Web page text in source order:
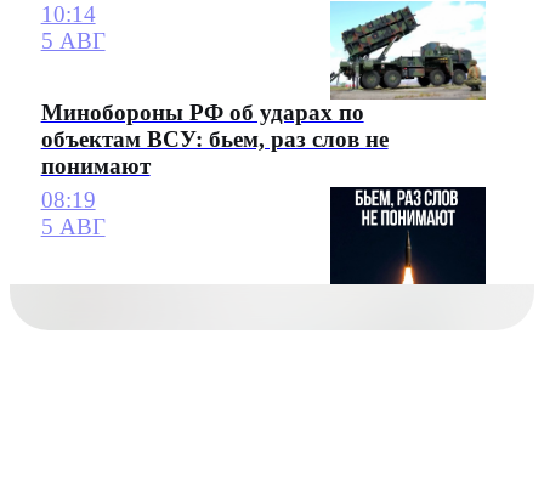
10:14
5 АВГ
Минобороны РФ об ударах по
объектам ВСУ: бьем, раз слов не
понимают
08:19
5 АВГ